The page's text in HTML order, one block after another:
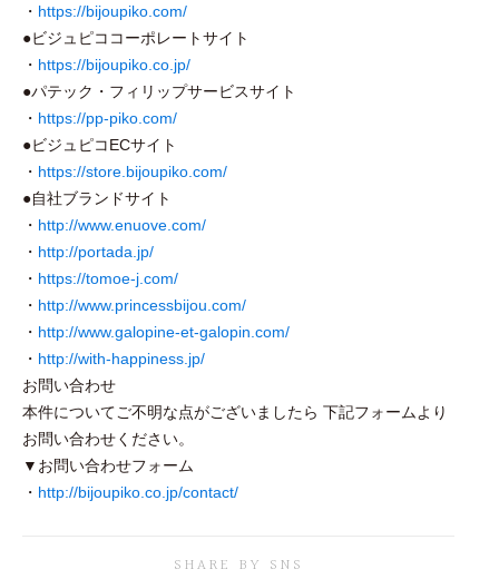
・ https://bijoupiko.com/
●ビジュピココーポレートサイト
・ https://bijoupiko.co.jp/
●パテック・フィリップサービスサイト
・ https://pp-piko.com/
●ビジュピコECサイト
・ https://store.bijoupiko.com/
●自社ブランドサイト
・ http://www.enuove.com/
・ http://portada.jp/
・ https://tomoe-j.com/
・ http://www.princessbijou.com/
・ http://www.galopine-et-galopin.com/
・ http://with-happiness.jp/
お問い合わせ
本件についてご不明な点がございましたら 下記フォームより
お問い合わせください。
▼お問い合わせフォーム
・ http://bijoupiko.co.jp/contact/
SHARE BY SNS